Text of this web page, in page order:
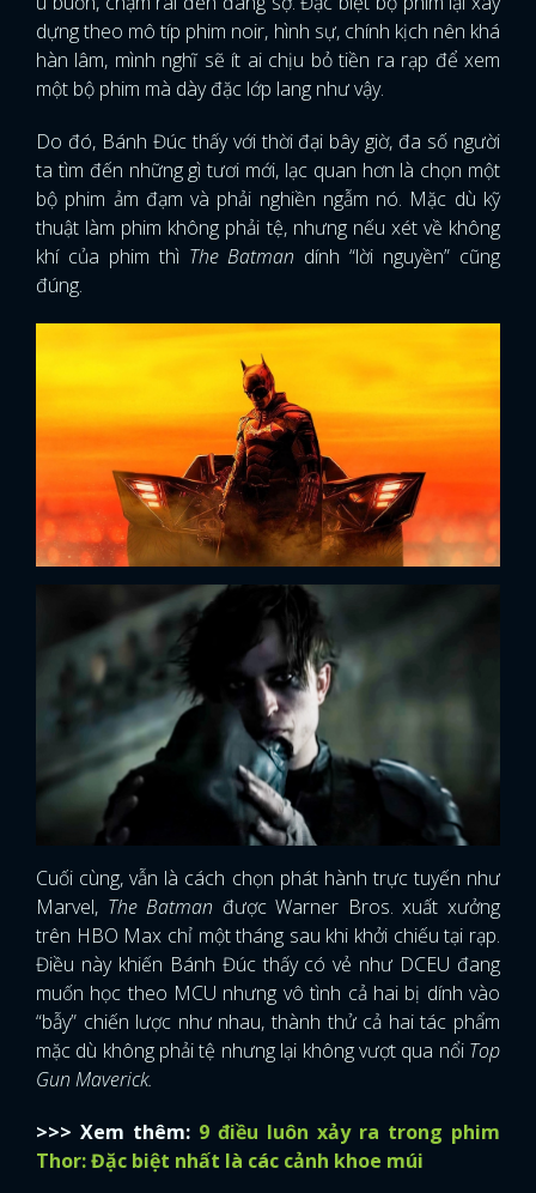
dựng theo mô típ phim noir, hình sự, chính kịch nên khá
hàn lâm, mình nghĩ sẽ ít ai chịu bỏ tiền ra rạp để xem
một bộ phim mà dày đặc lớp lang như vậy.
Do đó, Bánh Đúc thấy với thời đại bây giờ, đa số người
ta tìm đến những gì tươi mới, lạc quan hơn là chọn một
bộ phim ảm đạm và phải nghiền ngẫm nó. Mặc dù kỹ
thuật làm phim không phải tệ, nhưng nếu xét về không
khí của phim thì The Batman dính “lời nguyền” cũng
đúng.
Cuối cùng, vẫn là cách chọn phát hành trực tuyến như
Marvel, The Batman được Warner Bros. xuất xưởng
trên HBO Max chỉ một tháng sau khi khởi chiếu tại rạp.
Điều này khiến Bánh Đúc thấy có vẻ như DCEU đang
muốn học theo MCU nhưng vô tình cả hai bị dính vào
“bẫy” chiến lược như nhau, thành thử cả hai tác phẩm
mặc dù không phải tệ nhưng lại không vượt qua nổi Top
Gun Maverick.
>>> Xem thêm: 9 điều luôn xảy ra trong phim
Thor: Đặc biệt nhất là các cảnh khoe múi